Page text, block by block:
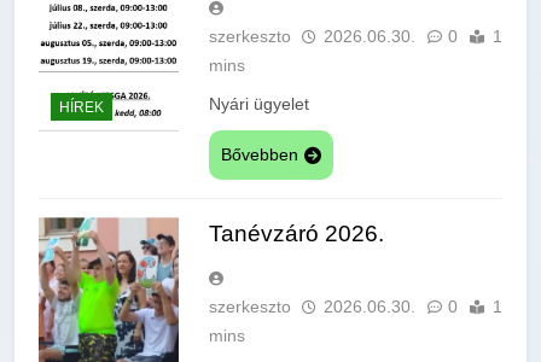
HÍREK
szerkeszto 2026.06.30. 0
1
mins
Nyári ügyelet
Bővebben
Tanévzáró 2026.
szerkeszto 2026.06.30. 0
1
mins